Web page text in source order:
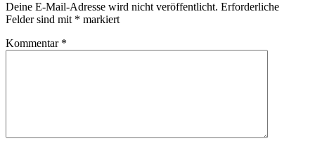
Deine E-Mail-Adresse wird nicht veröffentlicht. Erforderliche
Felder sind mit * markiert
Kommentar *